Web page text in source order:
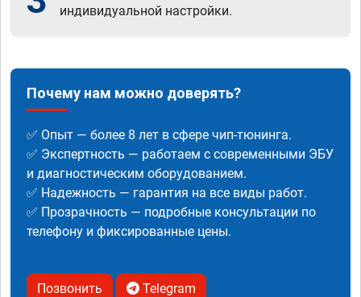
индивидуальной настройки.
Почему нам можно доверять?
✅ Опыт — более 8 лет в сфере чип-тюнинга.
✅ Экспертность — работаем с современными ЭБУ
и диагностическим оборудованием.
✅ Надежность — гарантия на все виды работ.
✅ Прозрачность — подробные консультации по
телефону и фиксированные цены.
Позвонить Telegram